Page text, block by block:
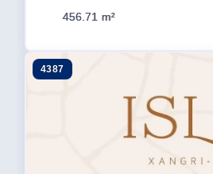
456.71 m²
4387